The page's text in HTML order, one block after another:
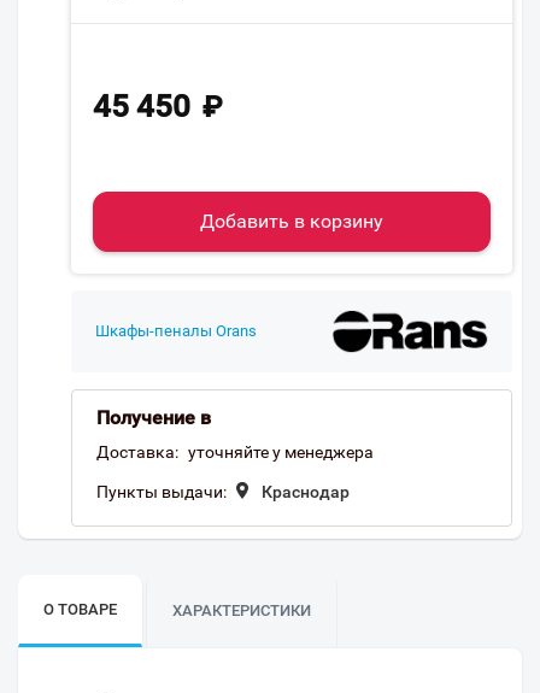
45 450 ₽
Добавить в корзину
Шкафы-пеналы Orans
Получение в
Доставка: уточняйте у менеджера
Пункты выдачи: Краснодар
О ТОВАРЕ ХАРАКТЕРИСТИКИ